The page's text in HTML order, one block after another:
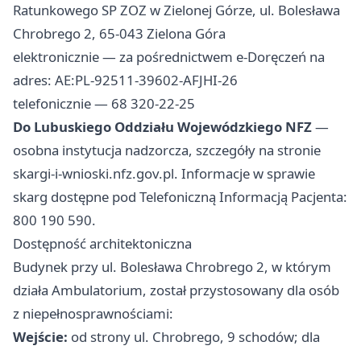
Ratunkowego SP ZOZ w Zielonej Górze, ul. Bolesława
Chrobrego 2, 65-043 Zielona Góra
elektronicznie — za pośrednictwem e-Doręczeń na
adres: AE:PL-92511-39602-AFJHI-26
telefonicznie — 68 320-22-25
Do Lubuskiego Oddziału Wojewódzkiego NFZ—
osobna instytucja nadzorcza, szczegóły na stronie
skargi-i-wnioski.nfz.gov.pl. Informacje w sprawie
skarg dostępne pod Telefoniczną Informacją Pacjenta:
800 190 590.
Dostępność architektoniczna
Budynek przy ul. Bolesława Chrobrego 2, w którym
działa Ambulatorium, został przystosowany dla osób
z niepełnosprawnościami:
Wejście: od strony ul. Chrobrego, 9 schodów; dla